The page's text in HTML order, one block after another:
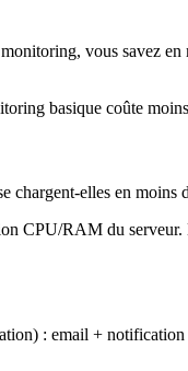
vous savez
basique coûte
chargent-elles en moins
CPU/RAM du serveur.
: email +